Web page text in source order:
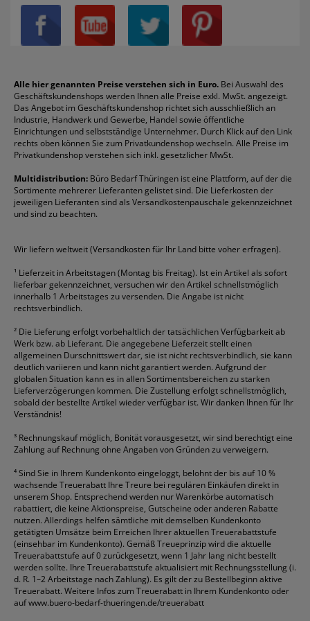
Datenschutz
Privatsphäre-Einstellungen
Über uns
Reklamation / Retouren
Vertrag widerrufen (Privatkunden)
Rabatte & Aktionen
Bleistifte
Blöcke
Boardmarker
Briefumschläge
Druckerpatronen
Etiketten
Fineliner
Folienschreiber
Formulare
Gelschreiber
Geschäftsbücher
Heftstreifen
Kaffee
Klebeband
Klemmmappen
Kopierpapier
Korrekturmittel
Kugelschreiber
Mappen
Ordner
Packband
Permanentmarker
Radiergummis
Schnellhefter
Sichthüllen
Taschenrechner
Textmarker
Tintenroller
Tintenpatronen
Toilettenpapier
Toner
Versandmaterial
Versandtaschen
Avery/Zweckform
Canon
Durable
DYMO
Edding
Esselte
Faber-Castell
Fellowes
Franken
Fripa
HP
Leitz
Läufer
Melitta
Pentel
Pelikan
Pilot
Pritt
Schneider
Stabilo
Staedtler
alle Marken anzeigen
Alle hier genannten Preise verstehen sich in Euro. Bei Auswahl des
Geschäftskundenshops werden Ihnen alle Preise exkl. MwSt. angezeigt.
Das Angebot im Geschäftskundenshop richtet sich ausschließlich an
Industrie, Handwerk und Gewerbe, Handel sowie öffentliche
Einrichtungen und selbstständige Unternehmer. Durch Klick auf den Link
rechts oben können Sie zum Privatkundenshop wechseln. Alle Preise im
Privatkundenshop verstehen sich inkl. gesetzlicher MwSt.
Multidistribution: Büro Bedarf Thüringen ist eine Plattform, auf der die
Sortimente mehrerer Lieferanten gelistet sind. Die Lieferkosten der
jeweiligen Lieferanten sind als Versandkostenpauschale gekennzeichnet
und sind zu beachten.
Wir liefern weltweit (Versandkosten für Ihr Land bitte voher erfragen).
¹ Lieferzeit in Arbeitstagen (Montag bis Freitag). Ist ein Artikel als sofort
lieferbar gekennzeichnet, versuchen wir den Artikel schnellstmöglich
innerhalb 1 Arbeitstages zu versenden. Die Angabe ist nicht
rechtsverbindlich.
² Die Lieferung erfolgt vorbehaltlich der tatsächlichen Verfügbarkeit ab
Werk bzw. ab Lieferant. Die angegebene Lieferzeit stellt einen
allgemeinen Durschnittswert dar, sie ist nicht rechtsverbindlich, sie kann
deutlich variieren und kann nicht garantiert werden. Aufgrund der
globalen Situation kann es in allen Sortimentsbereichen zu starken
Lieferverzögerungen kommen. Die Zustellung erfolgt schnellstmöglich,
sobald der bestellte Artikel wieder verfügbar ist. Wir danken Ihnen für Ihr
Verständnis!
³ Rechnungskauf möglich, Bonität vorausgesetzt, wir sind berechtigt eine
Zahlung auf Rechnung ohne Angaben von Gründen zu verweigern.
⁴Sind Sie in Ihrem Kundenkonto eingeloggt, belohnt der bis auf 10 %
wachsende Treuerabatt Ihre Treure bei regulären Einkäufen direkt in
unserem Shop. Entsprechend werden nur Warenkörbe automatisch
rabattiert, die keine Aktionspreise, Gutscheine oder anderen Rabatte
nutzen. Allerdings helfen sämtliche mit demselben Kundenkonto
getätigten Umsätze beim Erreichen Ihrer aktuellen Treuerabattstufe
(einsehbar im Kundenkonto). Gemäß Treueprinzip wird die aktuelle
Treuerabattstufe auf 0 zurückgesetzt, wenn 1 Jahr lang nicht bestellt
werden sollte. Ihre Treuerabattstufe aktualisiert mit Rechnungsstellung (i.
d. R. 1–2 Arbeitstage nach Zahlung). Es gilt der zu Bestellbeginn aktive
Treuerabatt. Weitere Infos zum Treuerabatt in Ihrem Kundenkonto oder
aufwww.buero-bedarf-thueringen.de/treuerabatt